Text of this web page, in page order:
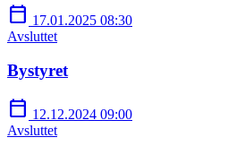
calendar_today 17.01.2025 08:30
Avsluttet
Bystyret
calendar_today 12.12.2024 09:00
Avsluttet